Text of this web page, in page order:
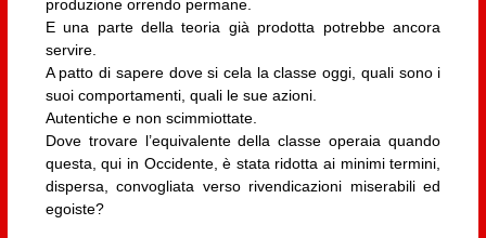
produzione orrendo permane.
E una parte della teoria già prodotta potrebbe ancora
servire.
A patto di sapere dove si cela la classe oggi, quali sono i
suoi comportamenti, quali le sue azioni.
Autentiche e non scimmiottate.
Dove trovare l’equivalente della classe operaia quando
questa, qui in Occidente, è stata ridotta ai minimi termini,
dispersa, convogliata verso rivendicazioni miserabili ed
egoiste?